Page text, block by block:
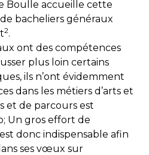
Boulle accueille cette
bacheliers généraux
2.
ont des compétences
plus loin certains
ils n’ont évidemment
dans les métiers d’arts et
et de parcours est
Un gros effort de
donc indispensable afin
ses vœux sur